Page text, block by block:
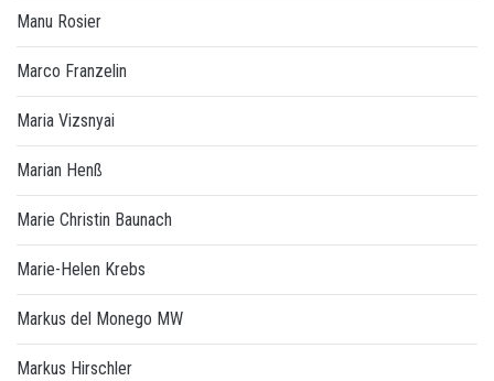
Manu Rosier
Marco Franzelin
Maria Vizsnyai
Marian Henß
Marie Christin Baunach
Marie-Helen Krebs
Markus del Monego MW
Markus Hirschler